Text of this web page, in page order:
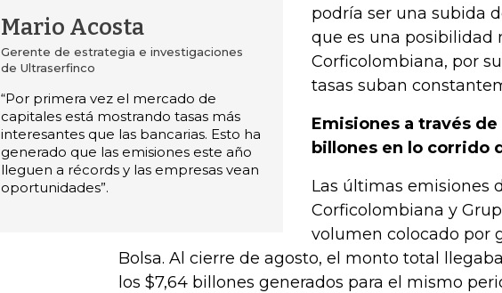
Mario Acosta
Gerente de estrategia e investigaciones
de Ultraserfinco
“Por primera vez el mercado de
capitales está mostrando tasas más
interesantes que las bancarias. Esto ha
generado que las emisiones este año
lleguen a récords y las empresas vean
oportunidades”.
podría ser una subida
que es una posibilidad
Corficolombiana, por
tasas suban
Emisiones a través
billones en lo corrido
Las últimas emisiones
Corficolombiana y
volumen colocado por
Bolsa. Al cierre de agosto, el monto total
los $7,64 billones generados para el mismo